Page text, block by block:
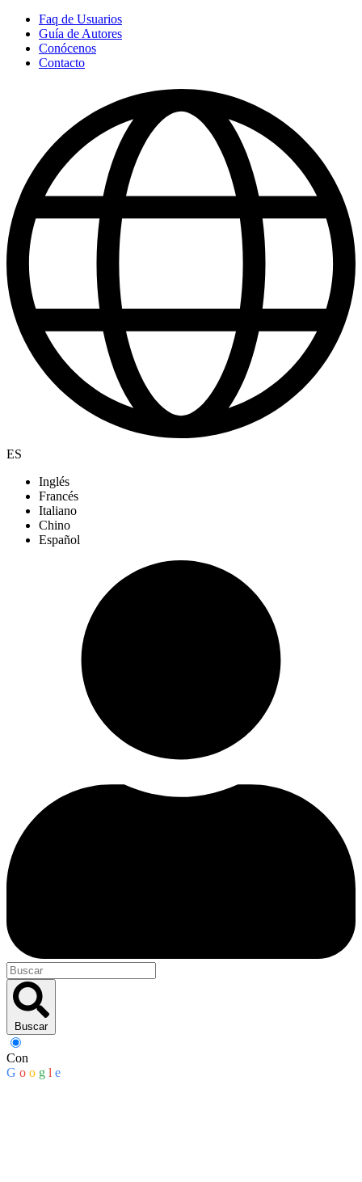
Faq de Usuarios
Guía de Autores
Conócenos
Contacto
ES
Inglés
Francés
Italiano
Chino
Español
Buscar
Con
G o o g l e